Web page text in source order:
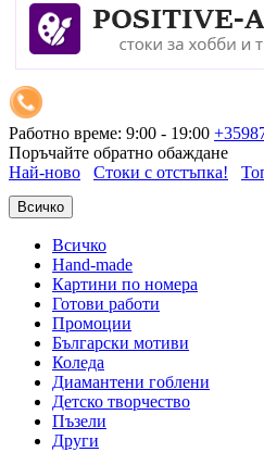
Работно време: 9:00 - 19:00
Поръчайте обратно обаждане
Най-ново
Стоки с отстъпка!
Всичко
Всичко
Hand-made
Картини по номера
Готови работи
Промоции
Български мотиви
Коледа
Диамантени гоблени
Детско творчество
Пъзели
Други